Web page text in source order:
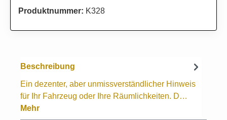
Produktnummer: K328
Beschreibung
Ein dezenter, aber unmissverständlicher Hinweis
für Ihr Fahrzeug oder Ihre Räumlichkeiten. D…
Mehr